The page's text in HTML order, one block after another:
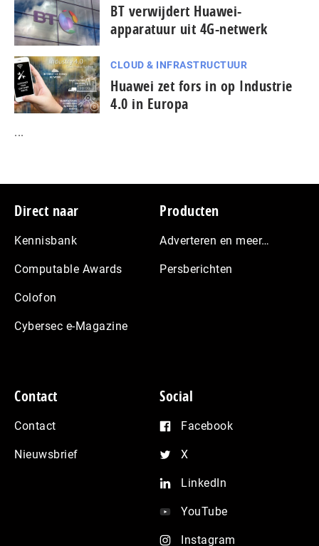
BT verwijdert Huawei-
apparatuur uit 4G-netwerk
CLOUD & INFRASTRUCTUUR
Huawei zet fors in op Industrie
4.0 in Europa
...
Footer
Direct naar
Kennisbank
Computable Awards
Colofon
Cybersec e-Magazine
Producten
Adverteren en meer…
Persberichten
Contact
Contact
Nieuwsbrief
Social
Facebook
X
LinkedIn
YouTube
Instagram